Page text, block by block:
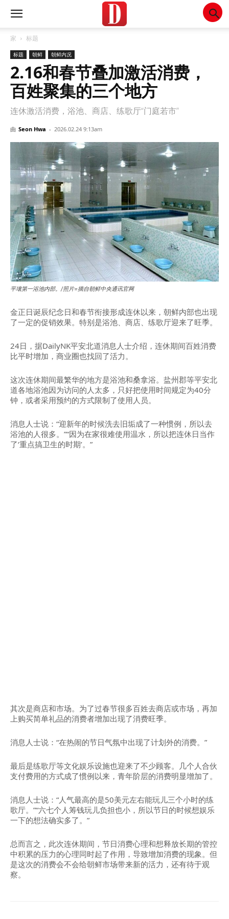
家 标题
标题 朝鲜 朝鲜内况
2.16和春节叠加激活消费，
百姓聚集的三个地方
连休激活消费，浴池、商店、练歌厅“门庭若市”
由 Seon Hwa - 2026.02.24 9:13am
平壤第一浴池内部。/照片=摘自朝鲜中央通讯官网
金正日诞辰纪念日和春节衔接形成连休以来，朝鲜内部也出现
了一定的促销效果。特别是浴池、商店、练歌厅迎来了旺季。
24日，据DailyNK平安北道消息人士介绍，连休期间百姓消费
比平时增加，商业圈也找回了活力。
这次连休期间最繁华的地方是浴池和桑拿浴。盐州郡等平安北
道各地浴池因为访问的人太多，只好把使用时间规定为40分
钟，或者采用预约的方式限制了使用人员。
消息人士说：“迎新年的时候洗去旧垢成了一种惯例，所以去
浴池的人很多。”“因为在家很难使用温水，所以把连休日当作
了‘重点搞卫生的时期’。”
其次是商店和市场。为了过春节很多百姓去商店或市场，再加
上购买简单礼品的消费者增加出现了消费旺季。
消息人士说：“在热闹的节日气氛中出现了计划外的消费。”
最后是练歌厅等文化娱乐设施也迎来了不少顾客。几个人合伙
支付费用的方式成了惯例以来，青年阶层的消费明显增加了。
消息人士说：“人气最高的是50美元左右能玩儿三个小时的练
歌厅。”“六七个人筹钱玩儿负担也小，所以节日的时候想娱乐
一下的想法确实多了。”
总而言之，此次连休期间，节日消费心理和想释放长期的管控
中积累的压力的心理同时起了作用，导致增加消费的现象。但
是这次的消费会不会给朝鲜市场带来新的活力，还有待于观
察。